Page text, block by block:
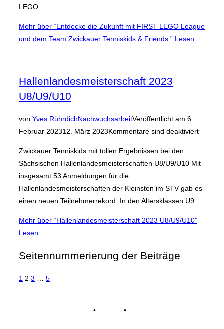
LEGO …
Mehr über “Entdecke die Zukunft mit FIRST LEGO League
und dem Team Zwickauer Tenniskids & Friends.” Lesen
Hallenlandesmeisterschaft 2023
U8/U9/U10
von Yves RührdichNachwuchsarbeitVeröffentlicht am 6.
Februar 202312. März 2023Kommentare sind deaktiviert
Zwickauer Tenniskids mit tollen Ergebnissen bei den
Sächsischen Hallenlandesmeisterschaften U8/U9/U10 Mit
insgesamt 53 Anmeldungen für die
Hallenlandesmeisterschaften der Kleinsten im STV gab es
einen neuen Teilnehmerrekord. In den Altersklassen U9 …
Mehr über “Hallenlandesmeisterschaft 2023 U8/U9/U10”
Lesen
Seitennummerierung der Beiträge
1 2 3 5
• •